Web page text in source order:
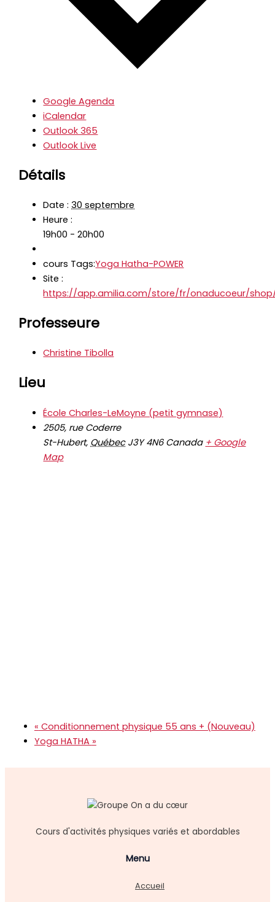
Google Agenda
iCalendar
Outlook 365
Outlook Live
Détails
Date : 30 septembre
Heure :
19h00 - 20h00
cours Tags:Yoga Hatha-POWER
Site :
https://app.amilia.com/store/fr/onaducoeur/
Professeure
Christine Tibolla
Lieu
École Charles-LeMoyne (petit gymnase)
2505, rue Coderre
St-Hubert, Québec J3Y 4N6 Canada + Google
Map
« Conditionnement physique 55 ans + (Nouveau)
Yoga HATHA »
Cours d'activités physiques variés et abordables
Menu
Accueil